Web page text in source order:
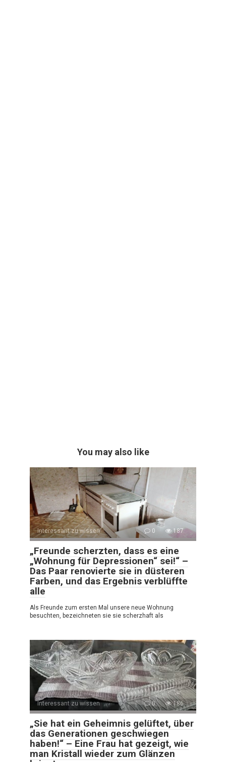
You may also like
Interessant zu wissen 0 187
„Freunde scherzten, dass es eine
„Wohnung für Depressionen“ sei!“ –
Das Paar renovierte sie in düsteren
Farben, und das Ergebnis verblüffte
alle
Als Freunde zum ersten Mal unsere neue Wohnung
besuchten, bezeichneten sie sie scherzhaft als
Interessant zu wissen 0 186
„Sie hat ein Geheimnis gelüftet, über
das Generationen geschwiegen
haben!“ – Eine Frau hat gezeigt, wie
man Kristall wieder zum Glänzen